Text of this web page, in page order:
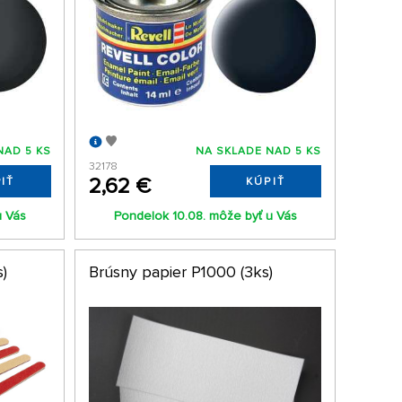
5 KS
Vás
32178
2,62 €
NA SKLADE NAD 5 KS
KÚPIŤ
Pondelok 10.08. môže byť u Vás
Brúsny papier P1000 (3ks)